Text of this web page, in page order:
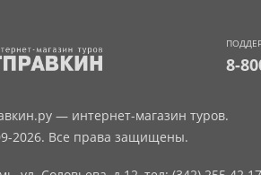
8-
— интернет-магазин туров.
2026. Все права защищены.